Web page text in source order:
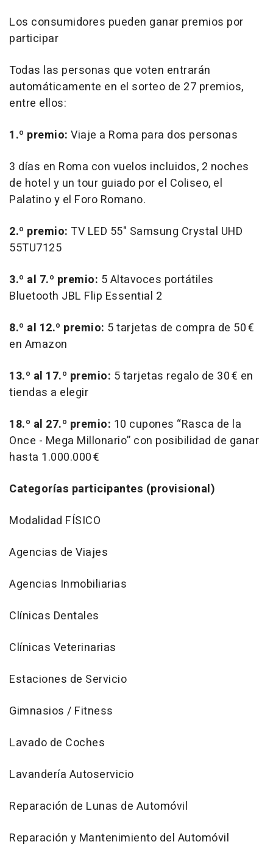
Los consumidores pueden ganar premios por
participar
Todas las personas que voten entrarán
automáticamente en el sorteo de 27 premios,
entre ellos:
1.º premio: Viaje a Roma para dos personas
3 días en Roma con vuelos incluidos, 2 noches
de hotel y un tour guiado por el Coliseo, el
Palatino y el Foro Romano.
2.º premio: TV LED 55" Samsung Crystal UHD
55TU7125
3.º al 7.º premio: 5 Altavoces portátiles
Bluetooth JBL Flip Essential 2
8.º al 12.º premio: 5 tarjetas de compra de 50 €
en Amazon
13.º al 17.º premio: 5 tarjetas regalo de 30 € en
tiendas a elegir
18.º al 27.º premio: 10 cupones “Rasca de la
Once - Mega Millonario” con posibilidad de ganar
hasta 1.000.000 €
Categorías participantes (provisional)
Modalidad FÍSICO
Agencias de Viajes
Agencias Inmobiliarias
Clínicas Dentales
Clínicas Veterinarias
Estaciones de Servicio
Gimnasios / Fitness
Lavado de Coches
Lavandería Autoservicio
Reparación de Lunas de Automóvil
Reparación y Mantenimiento del Automóvil